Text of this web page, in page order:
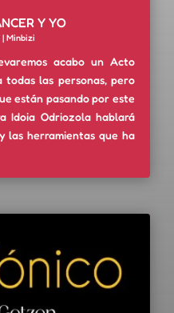
Y YO
| Minbizi
acabo un Acto
todas las personas, pero
están pasando por este
Idoia Odriozola hablará
las herramientas que ha